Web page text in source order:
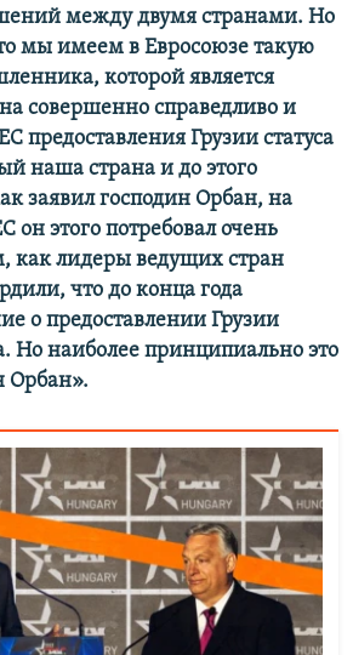
между двумя странами. Но
мы имеем в Евросоюзе такую
которой является
совершенно справедливо и
предоставления Грузии статуса
наша страна и до этого
заявил господин Орбан, на
он этого потребовал очень
как лидеры ведущих стран
что до конца года
о предоставлении Грузии
Но наиболее принципиально это
Орбан».